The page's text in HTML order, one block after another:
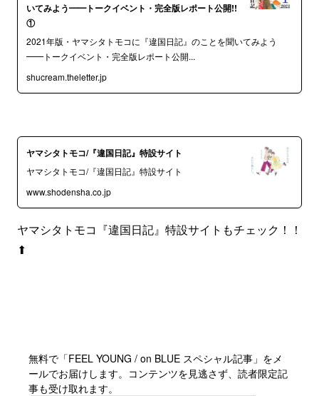
いてみよう━━トークイベント・完全版レポート公開!!
①
2021年版・ヤマシタトモコに『違国日記』のことを聞いてみよう
━━トークイベント・完全版レポート公開...
shucream.theletter.jp
ヤマシタトモコ/『違国日記』特設サイト
ヤマシタトモコ/『違国日記』特設サイト
www.shodensha.co.jp
ヤマシタトモコ『違国日記』特設サイトもチェック！！
⬆︎
無料で「FEEL YOUNG / on BLUE スペシャル記事」をメ
ールでお届けします。コンテンツを見逃さず、読者限定記
事も受け取れます。